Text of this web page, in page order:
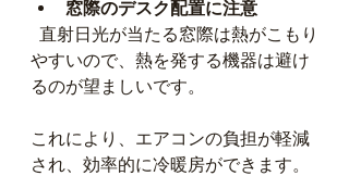
窓際のデスク配置に注意
やすいので、熱を発する機器は避け
るのが望ましいです。
これにより、エアコンの負担が軽減
され、効率的に冷暖房ができます。